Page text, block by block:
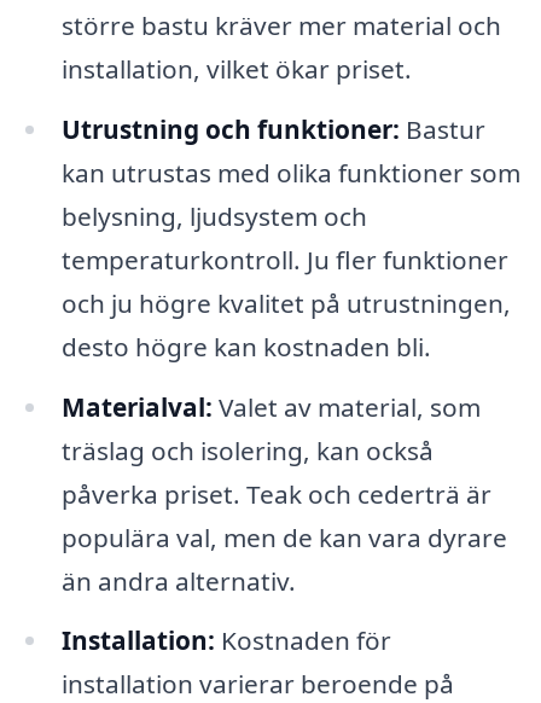
större bastu kräver mer material och
installation, vilket ökar priset.
Utrustning och funktioner: Bastur
kan utrustas med olika funktioner som
belysning, ljudsystem och
temperaturkontroll. Ju fler funktioner
och ju högre kvalitet på utrustningen,
desto högre kan kostnaden bli.
Materialval: Valet av material, som
träslag och isolering, kan också
påverka priset. Teak och cederträ är
populära val, men de kan vara dyrare
än andra alternativ.
Installation: Kostnaden för
installation varierar beroende på